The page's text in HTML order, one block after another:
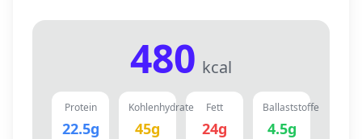
480 kcal
Protein
22.5g
Kohlenhydrate
45g
Fett
24g
Ballaststoffe
4.5g